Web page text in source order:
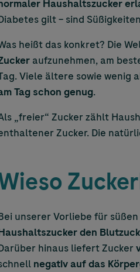
Haushaltszucker
gilt – sind
heißt das konkret? Die
aufzunehmen, am
Viele ältere sowie wenig
Tag schon genug.
„freier“ Zucker zählt
Zucker. Die
unserer Vorliebe für
den
hinaus liefert Zucker
negativ auf das